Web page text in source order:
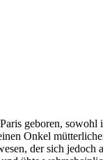
geboren, sowohl
Onkel
der sich